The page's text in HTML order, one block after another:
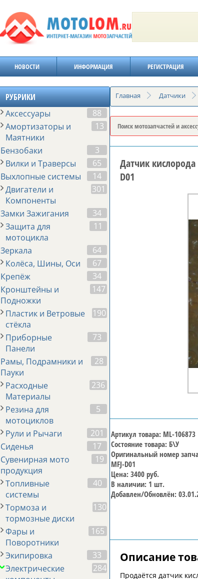
НОВОСТИ ИНФОРМАЦИЯ РЕГИСТРАЦИЯ
РУБРИКИ
Аксессуары
88
Амортизаторы и
Маятники
13
Бензобаки
3
Вилки и Траверсы
65
Выхлопные системы
14
Двигатели и
Компоненты
301
Замки Зажигания
34
Защита для
мотоцикла
11
Зеркала
64
Колёса, Шины, Оси
67
Крепёж
34
Кронштейны и
Подножки
147
Пластик и Ветровые
стёкла
190
Приборные
Панели
73
Рамы, Подрамники и
Пауки
28
Расходные
Материалы
236
Резина для
мотоциклов
5
Рули и Рычаги
201
Сиденья
17
Сувенирная мото
продукция
19
Топливные
системы
40
Тормоза и
тормозные диски
130
Фары и
Поворотники
165
Экипировка
33
Электрические
284
Главная Датчики
Датчик кислорода
D01
Артикул товара: ML-106873
Состояние товара: Б\У
Оригинальный номер
MFJ-D01
Цена: 3400 руб.
В наличии: 1 шт.
Добавлен/Обновлён:
Описание
Продаётся датчик